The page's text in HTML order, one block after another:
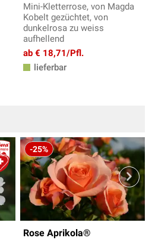
Mini-Kletterrose, von Magda
Kobelt gezüchtet, von
dunkelrosa zu weiss
aufhellend
ab € 18,71/Pfl.
lieferbar
-25%
Rose Aprikola®